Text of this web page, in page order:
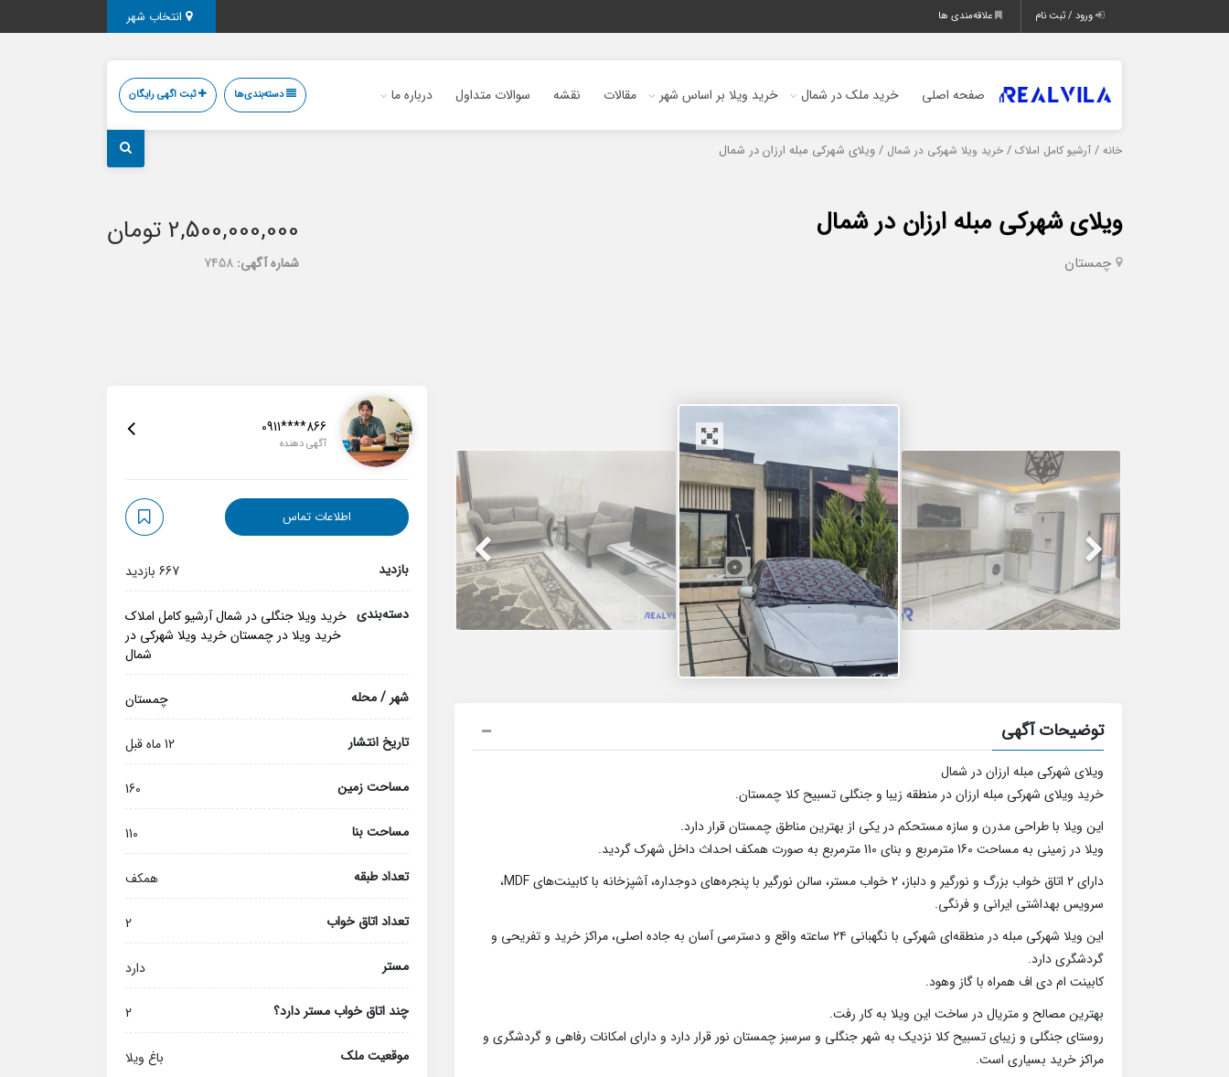
ورود / ثبت نام علاقه‌مندی ها
صفحه اصلی خرید ملک در شمال خرید ویلا بر اساس شهر مقالات نقشه سوالات متداول درباره ما دسته‌بندی‌ها ثبت اگهی رایگان
خانه / آرشیو کامل املاک / خرید ویلا شهرکی در شمال / ویلای شهرکی مبله ارزان در شمال
ویلای شهرکی مبله ارزان در شمال
چمستان
2,500,000,000 تومان
شماره آگهی: 7458
توضیحات آگهی
ویلای شهرکی مبله ارزان در شمال
خرید ویلای شهرکی مبله ارزان در منطقه زیبا و جنگلی تسبیح کلا چمستان.
این ویلا با طراحی مدرن و سازه مستحکم در یکی از بهترین مناطق چمستان قرار دارد.
ویلا در زمینی به مساحت 160 مترمربع و بنای 110 مترمربع به صورت همکف احداث داخل شهرک گردید.
دارای 2 اتاق خواب بزرگ و نورگیر و دلباز، 2 خواب مستر، سالن نورگیر با پنجره‌های دوجداره، آشپزخانه با کابینت‌های MDF،
سرویس بهداشتی ایرانی و فرنگی.
این ویلا شهرکی مبله در منطقه‌ای شهرکی با نگهبانی ۲۴ ساعته واقع و دسترسی آسان به جاده اصلی، مراکز خرید و تفریحی و
گردشگری دارد.
کابینت ام دی اف همراه با گاز وهود.
بهترین مصالح و متریال در ساخت این ویلا به کار رفت.
روستای جنگلی و زیبای تسبیح کلا نزدیک به شهر جنگلی و سرسبز چمستان نور قرار دارد و دارای امکانات رفاهی و گردشگری و
مراکز خرید بسیاری است.
0911****866
آگهی دهنده
اطلاعات تماس
بازدید 667 بازدید
دسته‌بندی خرید ویلا جنگلی در شمالآرشیو کامل املاک
خرید ویلا در چمستانخرید ویلا شهرکی در
شمال
شهر / محله چمستان
تاریخ انتشار 12 ماه قبل
مساحت زمین 160
مساحت بنا 110
تعداد طبقه همکف
تعداد اتاق خواب 2
مستر دارد
چند اتاق خواب مستر دارد؟ 2
موقعیت ملک باغ ویلا